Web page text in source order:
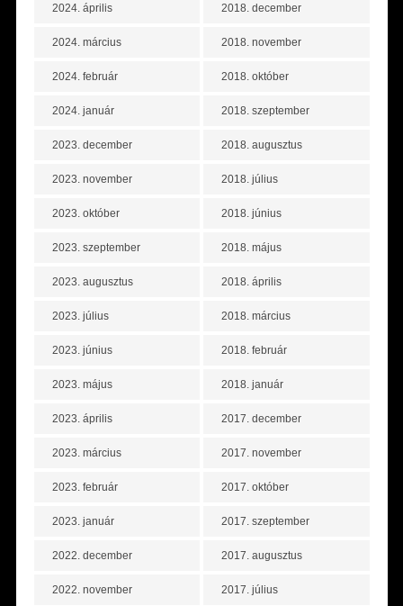
2024. április
2024. március
2024. február
2024. január
2023. december
2023. november
2023. október
2023. szeptember
2023. augusztus
2023. július
2023. június
2023. május
2023. április
2023. március
2023. február
2023. január
2022. december
2022. november
2018. december
2018. november
2018. október
2018. szeptember
2018. augusztus
2018. július
2018. június
2018. május
2018. április
2018. március
2018. február
2018. január
2017. december
2017. november
2017. október
2017. szeptember
2017. augusztus
2017. július